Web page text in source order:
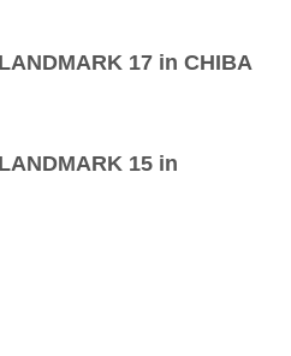
17 in CHIBA
15 in